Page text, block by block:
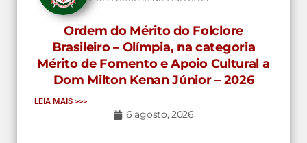
Ordem do Mérito do Folclore
Brasileiro – Olímpia, na categoria
Mérito de Fomento e Apoio Cultural a
Dom Milton Kenan Júnior – 2026
LEIA MAIS >>>
6 agosto, 2026